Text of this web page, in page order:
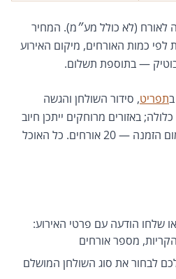
לאורח (לא כולל מע״מ). המחיר
כמות האורחים, מיקום האירוע
בוטיק — בתוספת תשלום.
תפריט, סידור השולחן והגשה
באזורים מרוחקים ייתכן חיוב
כל האוכל
שלחו הודעה עם פרטי האירוע:
מספר אורחים
לבחור את סוג השולחן המושלם